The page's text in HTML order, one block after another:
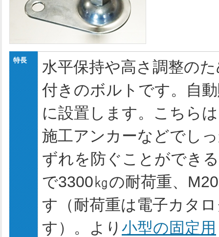
特長
水平保持や高さ調整の
付きのボルトです。自
に設置します。こちら
施工アンカーなどでし
ずれを防ぐことができ
で3300㎏の耐荷重、
す（耐荷重は電子カタ
す）。より 小型の固定用